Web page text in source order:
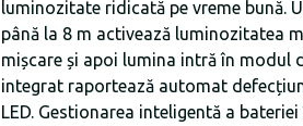
luminozitate ridicată pe vreme bună.
până la 8 m activează luminozitatea
mișcare și apoi lumina intră în modul
integrat raportează automat
LED. Gestionarea inteligentă a